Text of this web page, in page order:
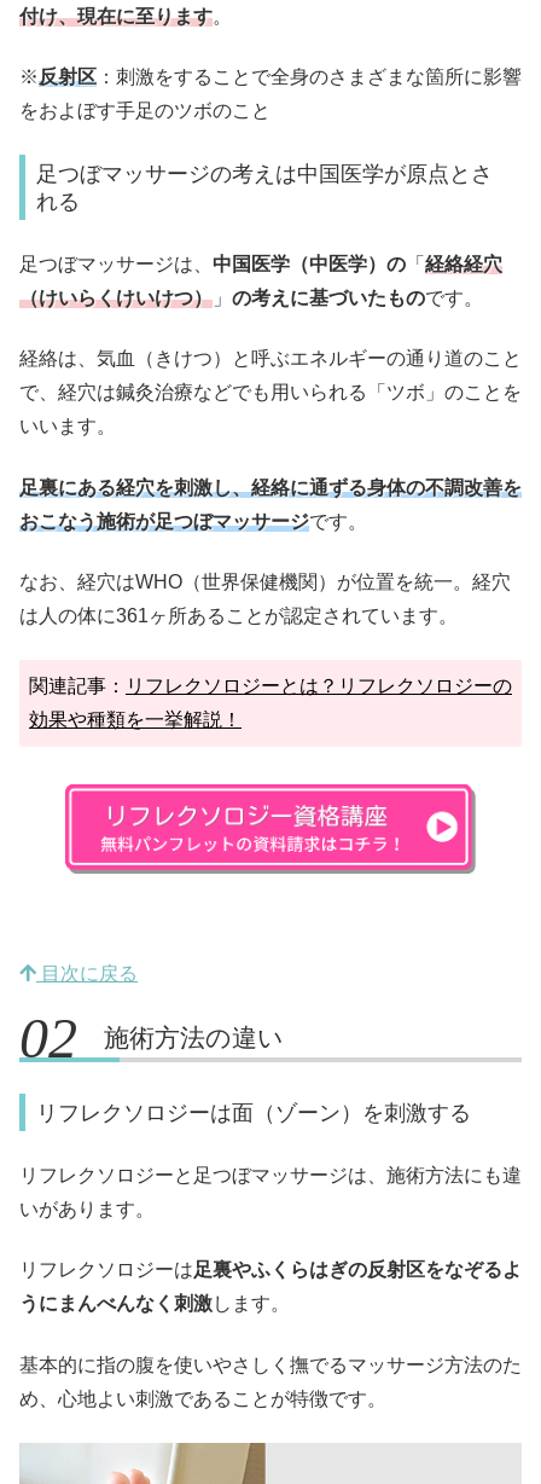
付け、現在に至ります。
※反射区 ：刺激をすることで全身のさまざまな箇所に影響
をおよぼす手足のツボのこと
足つぼマッサージの考えは中国医学が原点とさ
れる
足つぼマッサージは、 中国医学（中医学）の 「 経絡経穴
（けいらくけいけつ） 」 の考えに基づいたものです。
経絡は、気血（きけつ）と呼ぶエネルギーの通り道のこと
で、経穴は鍼灸治療などでも用いられる「ツボ」のことを
いいます。
足裏にある経穴を刺激し、経絡に通ずる身体の不調改善を
おこなう施術が足つぼマッサージです。
なお、経穴はWHO（世界保健機関）が位置を統一。経穴
は人の体に361ヶ所あることが認定されています。
関連記事： リフレクソロジーとは？リフレクソロジーの
効果や種類を一挙解説！
目次に戻る
施術方法の違い
リフレクソロジーは面（ゾーン）を刺激する
リフレクソロジーと足つぼマッサージは、施術方法にも違
いがあります。
リフレクソロジーは足裏やふくらはぎの反射区をなぞるよ
うにまんべんなく刺激します。
基本的に指の腹を使いやさしく撫でるマッサージ方法のた
め、心地よい刺激であることが特徴です。